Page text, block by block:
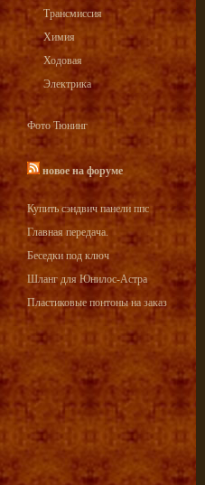
Трансмиссия
Химия
Ходовая
Электрика
Фото Тюнинг
новое на форуме
Купить сэндвич панели ппс
Главная передача.
Беседки под ключ
Шланг для Юнилос-Астра
Пластиковые понтоны на заказ